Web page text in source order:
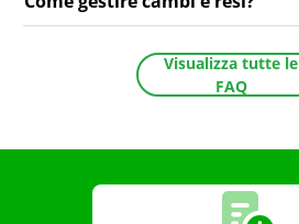
Visualizza tutte le
FAQ